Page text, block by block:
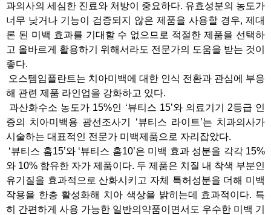
과의사의 세심한 진료와 처방이 중요하다. 유효성분의 농도가
너무 낮거나 기능이 검증되지 않은 제품을 사용할 경우, 제대
론 된 미백 효과를 기대할 수 없으므로 적절한 제품을 선택하
고 올바르게 활용하기 위해서라도 전문가의 도움을 받는 것이
좋다.
오스템임플란트는 치아미백에 대한 인식 전환과 관심에 부응
해 관련 제품 라인업을 강화하고 있다.
과산화수소 농도가 15%인 ‘뷰티스 15’와 의료기기 2등급 인
증의 치아미백용 광선조사기 ‘뷰티스 라이트’는 치과의사가
시술하는 대표적인 전문가 미백제품으로 자리잡았다.
‘뷰티스 홈15’와 ‘뷰티스 홈10’은 미백 효과 성분을 각각 15%
와 10% 함유한 자가 제품이다. 두 제품은 치질 내 착색 부분인
유기질을 효과적으로 산화시키고 자체 특허성분을 더해 미백
작용을 한층 활성화해 치아 색상을 밝히는데 효과적이다. 특
히 간편하게 사용 가능한 일반의약품이면서도 우수한 미백 기